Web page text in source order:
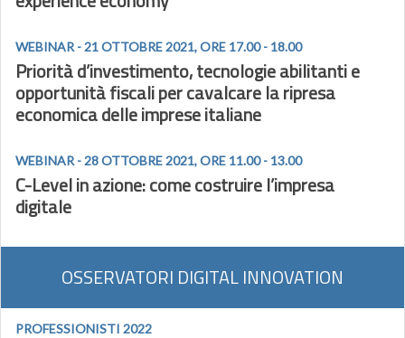
WEBINAR - 21 OTTOBRE 2021, ORE 17.00 - 18.00
Priorità d’investimento, tecnologie abilitanti e
opportunità fiscali per cavalcare la ripresa
economica delle imprese italiane
WEBINAR - 28 OTTOBRE 2021, ORE 11.00 - 13.00
C-Level in azione: come costruire l’impresa
digitale
OSSERVATORI DIGITAL INNOVATION
PROFESSIONISTI 2022